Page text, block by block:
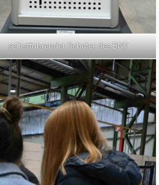
selbstfahrender Roboter des BNT